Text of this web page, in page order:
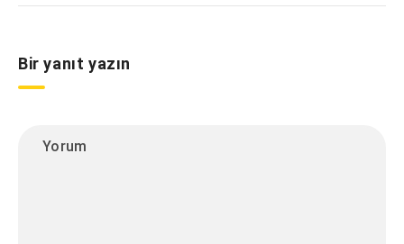
Bir yanıt yazın